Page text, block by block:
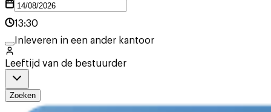
13:30
Inleveren in een ander kantoor
Leeftijd van de bestuurder
Zoeken